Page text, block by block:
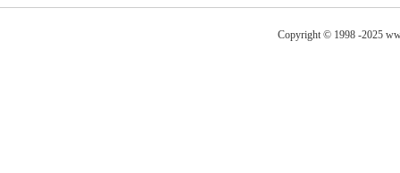
Copyright © 1998 -2025